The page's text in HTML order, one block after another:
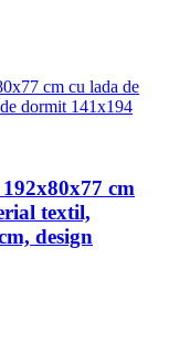
cm
textil,
design